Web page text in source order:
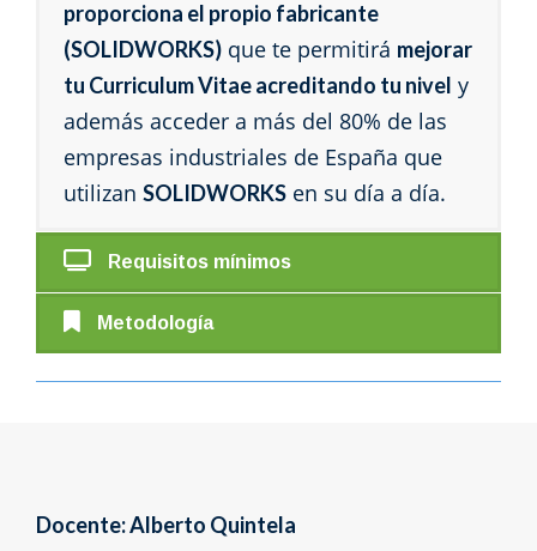
proporciona el propio fabricante
(SOLIDWORKS) que te permitirá mejorar
tu Curriculum Vitae acreditando tu nivel y
además acceder a más del 80% de las
empresas industriales de España que
utilizan SOLIDWORKS en su día a día.
Requisitos mínimos
Metodología
Docente: Alberto Quintela